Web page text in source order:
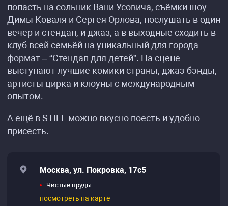
попасть на сольник Вани Усовича, съёмки шоу
Димы Коваля и Сергея Орлова, послушать в один
вечер и стендап, и джаз, а в выходные сходить в
клуб всей семьёй на уникальный для города
формат – “Стендап для детей”. На сцене
выступают лучшие комики страны, джаз-бэнды,
артисты цирка и клоуны с международным
опытом.
А ещё в STILL можно вкусно поесть и удобно
присесть.
Москва, ул. Покровка, 17с5
Чистые пруды
посмотреть на карте